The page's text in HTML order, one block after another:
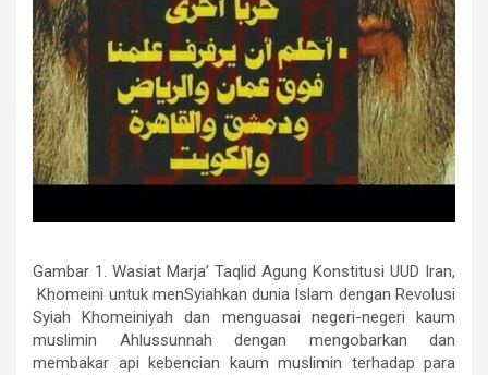
Gambar 1. Wasiat Marja’ Taqlid Agung Konstitusi UUD Iran,
Khomeini untuk menSyiahkan dunia Islam dengan Revolusi
Syiah Khomeiniyah dan menguasai negeri-negeri kaum
muslimin Ahlussunnah dengan mengobarkan dan
membakar api kebencian kaum muslimin terhadap para